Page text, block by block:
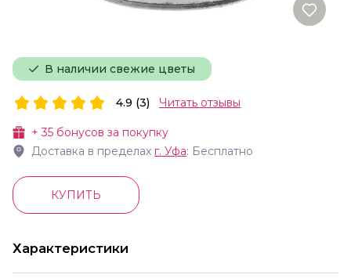
В наличии свежие цветы
+35 бонусов за покупку
Доставка в пределах г. Уфа: Бесплатно
4.9 (3) Читать отзывы
КУПИТЬ
Характеристики